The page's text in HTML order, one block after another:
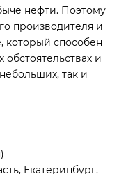
нефти. Поэтому
производителя и
который способен
и
так и
Екатеринбург,